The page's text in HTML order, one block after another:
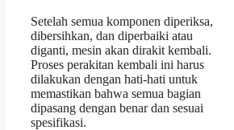
Setelah semua komponen diperiksa,
dibersihkan, dan diperbaiki atau
diganti, mesin akan dirakit kembali.
Proses perakitan kembali ini harus
dilakukan dengan hati-hati untuk
memastikan bahwa semua bagian
dipasang dengan benar dan sesuai
spesifikasi.